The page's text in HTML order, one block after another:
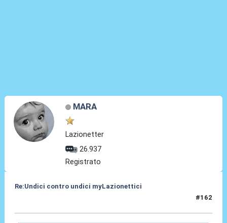
MARA
Lazionetter
26.937
Registrato
Re:Undici contro undici myLazionettici
#162